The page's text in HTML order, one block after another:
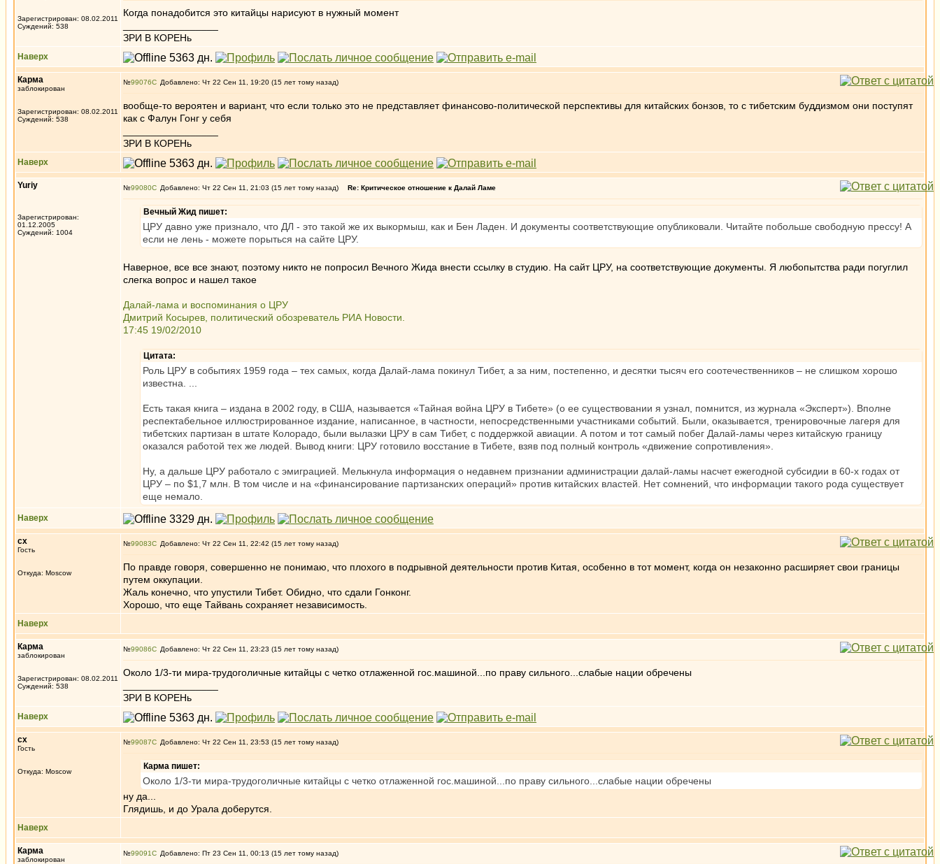
Зарегистрирован: 08.02.2011
Суждений: 538
Когда понадобится это китайцы нарисуют в нужный момент
ЗРИ В КОРЕНь
Наверх
Карма
заблокирован
Зарегистрирован: 08.02.2011
Суждений: 538
№99076 Добавлено: Чт 22 Сен 11, 19:20 (15 лет тому назад)
вообще-то вероятен и вариант, что если только это не представляет финансово-политической перспективы для китайских бонзов, то с тибетским буддизмом они поступят
как с Фалун Гонг у себя
ЗРИ В КОРЕНь
Наверх
Yuriy
Зарегистрирован:
01.12.2005
Суждений: 1004
№99080 Добавлено: Чт 22 Сен 11, 21:03 (15 лет тому назад) Re: Критическое отношение к Далай Ламе
Вечный Жид пишет:
ЦРУ давно уже признало, что ДЛ - это такой же их выкормыш, как и Бен Ладен. И документы соответствующие опубликовали. Читайте побольше свободную прессу! А
если не лень - можете порыться на сайте ЦРУ.
Наверное, все все знают, поэтому никто не попросил Вечного Жида внести ссылку в студию. На сайт ЦРУ, на соответствующие документы. Я любопытства ради погуглил
слегка вопрос и нашел такое
Далай-лама и воспоминания о ЦРУ
Дмитрий Косырев, политический обозреватель РИА Новости.
17:45 19/02/2010
Цитата:
Роль ЦРУ в событиях 1959 года – тех самых, когда Далай-лама покинул Тибет, а за ним, постепенно, и десятки тысяч его соотечественников – не слишком хорошо
известна. ...
Есть такая книга – издана в 2002 году, в США, называется «Тайная война ЦРУ в Тибете» (о ее существовании я узнал, помнится, из журнала «Эксперт»). Вполне
респектабельное иллюстрированное издание, написанное, в частности, непосредственными участниками событий. Были, оказывается, тренировочные лагеря для
тибетских партизан в штате Колорадо, были вылазки ЦРУ в сам Тибет, с поддержкой авиации. А потом и тот самый побег Далай-ламы через китайскую границу
оказался работой тех же людей. Вывод книги: ЦРУ готовило восстание в Тибете, взяв под полный контроль «движение сопротивления».
Ну, а дальше ЦРУ работало с эмиграцией. Мелькнула информация о недавнем признании администрации далай-ламы насчет ежегодной субсидии в 60-х годах от
ЦРУ – по $1,7 млн. В том числе и на «финансирование партизанских операций» против китайских властей. Нет сомнений, что информации такого рода существует
еще немало.
Наверх
сх
Гость
Откуда: Moscow
№99083 Добавлено: Чт 22 Сен 11, 22:42 (15 лет тому назад)
По правде говоря, совершенно не понимаю, что плохого в подрывной деятельности против Китая, особенно в тот момент, когда он незаконно расширяет свои границы
путем оккупации.
Жаль конечно, что упустили Тибет. Обидно, что сдали Гонконг.
Хорошо, что еще Тайвань сохраняет независимость.
Наверх
Карма
заблокирован
Зарегистрирован: 08.02.2011
Суждений: 538
№99086 Добавлено: Чт 22 Сен 11, 23:23 (15 лет тому назад)
Около 1/3-ти мира-трудоголичные китайцы с четко отлаженной гос.машиной...по праву сильного...слабые нации обречены
ЗРИ В КОРЕНь
Наверх
сх
Гость
Откуда: Moscow
№99087 Добавлено: Чт 22 Сен 11, 23:53 (15 лет тому назад)
Карма пишет:
Около 1/3-ти мира-трудоголичные китайцы с четко отлаженной гос.машиной...по праву сильного...слабые нации обречены
ну да...
Глядишь, и до Урала доберутся.
Наверх
Карма
заблокирован
№99091 Добавлено: Пт 23 Сен 11, 00:13 (15 лет тому назад)